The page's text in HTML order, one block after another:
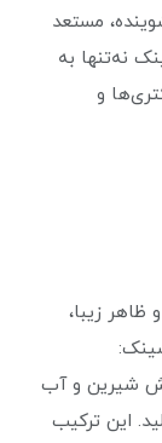
مستعد
نه‌تنها به
و
زیبا،
شیرین و آب
این ترکیب